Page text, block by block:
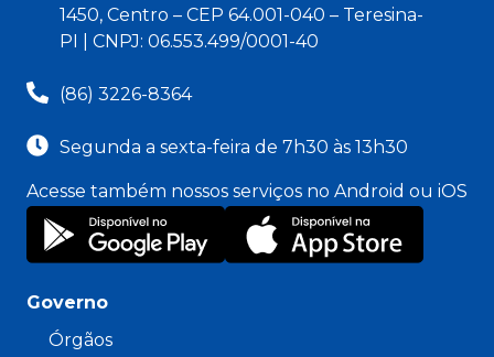
1450, Centro – CEP 64.001-040 – Teresina-
PI | CNPJ: 06.553.499/0001-40
(86) 3226-8364
Segunda a sexta-feira de 7h30 às 13h30
Acesse também nossos serviços no Android ou iOS
Governo
Órgãos